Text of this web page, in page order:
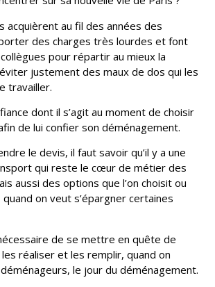
acquièrent au fil des années des
des charges très lourdes et font
pour répartir au mieux la
justement des maux de dos qui les
travailler.
dont il s’agit au moment de choisir
de lui confier son déménagement.
le devis, il faut savoir qu’il y a une
qui reste le cœur de métier des
aussi des options que l’on choisit ou
on veut s’épargner certaines
de se mettre en quête de
réaliser et les remplir, quand on
le jour du déménagement.